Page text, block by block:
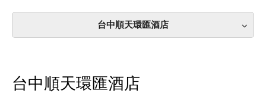
台中順天環匯酒店
台中順天環匯酒店